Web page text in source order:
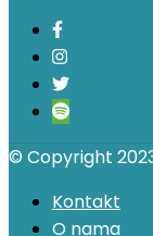
© Copyright
Kontakt
O nama